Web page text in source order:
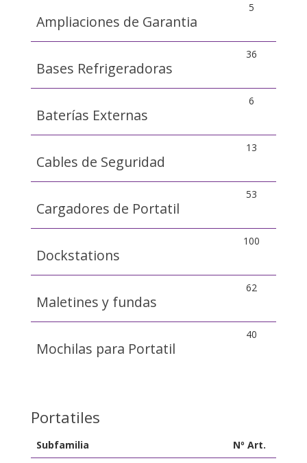
Ampliaciones de Garantia
5
Bases Refrigeradoras
36
Baterías Externas
6
Cables de Seguridad
13
Cargadores de Portatil
53
Dockstations
100
Maletines y fundas
62
Mochilas para Portatil
40
Portatiles
Subfamilia Nº Art.